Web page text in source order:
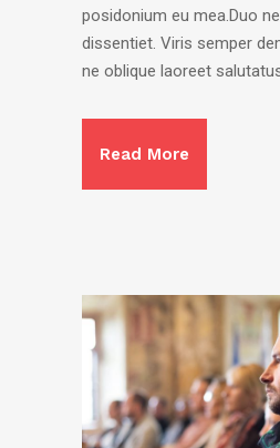
posidonium eu mea.Duo
dissentiet. Viris semper
ne oblique laoreet
Read More